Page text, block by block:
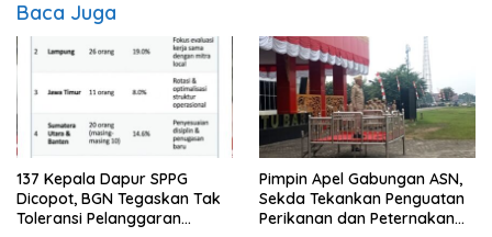
Baca Juga
137 Kepala Dapur SPPG
Dicopot, BGN Tegaskan Tak
Toleransi Pelanggaran
Pimpin Apel Gabungan ASN,
Sekda Tekankan Penguatan
Perikanan dan Peternakan